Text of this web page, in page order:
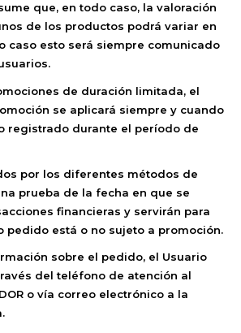
que, en todo caso, la valoración
de los productos podrá variar en
caso esto será siempre comunicado
de duración limitada, el
se aplicará siempre y cuando
registrado durante el período de
por los diferentes métodos de
prueba de la fecha en que se
financieras y servirán para
pedido está o no sujeto a promoción.
sobre el pedido, el Usuario
del teléfono de atención al
o vía correo electrónico a la